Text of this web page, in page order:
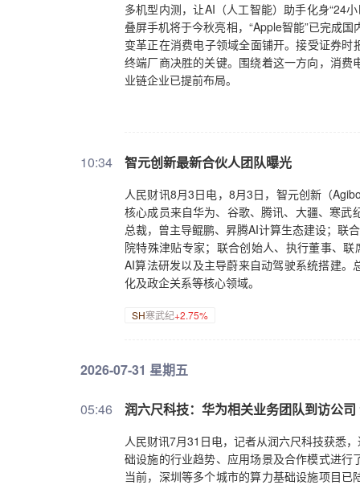
多机型内测，让AI（人工智能）助手化身“24
叠屏手机将于今秋亮相，“Apple智能”已完成
变革正在消费电子领域全面铺开。接受证券
终端厂商决胜的关键。围绕着这一方向，消
业链企业已提前布局。
10:34 智元创新最新合伙人团队曝光
人民财讯8月3日电，8月3日，智元创新（
核心成员来自华为、谷歌、腾讯、大疆、寒
总裁，曾主导鲲鹏、昇腾AI计算生态建设；联
院特殊津贴专家；联合创始人、执行董事、
AI算法研发以及主导蔚来自动驾驶系统搭建
化及政企关系等核心领域。
SH寒武纪+2.75%
2026-07-31 星期五
05:46 润六尺科技：华为相关业务团队到访公
人民财讯7月31日电，记者从润六尺科技获悉
础设施的行业趋势、应用场景及合作模式进
当前，深圳等多个城市的算力基础设施项目